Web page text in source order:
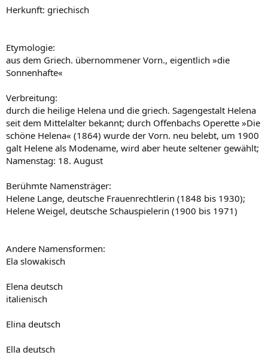
Herkunft: griechisch
Etymologie:
aus dem Griech. übernommener Vorn., eigentlich »die
Sonnenhafte«
Verbreitung:
durch die heilige Helena und die griech. Sagengestalt Helena
seit dem Mittelalter bekannt; durch Offenbachs Operette »Die
schöne Helena« (1864) wurde der Vorn. neu belebt, um 1900
galt Helene als Modename, wird aber heute seltener gewählt;
Namenstag: 18. August
Berühmte Namensträger:
Helene Lange, deutsche Frauenrechtlerin (1848 bis 1930);
Helene Weigel, deutsche Schauspielerin (1900 bis 1971)
Andere Namensformen:
Ela slowakisch
Elena deutsch
italienisch
Elina deutsch
Ella deutsch